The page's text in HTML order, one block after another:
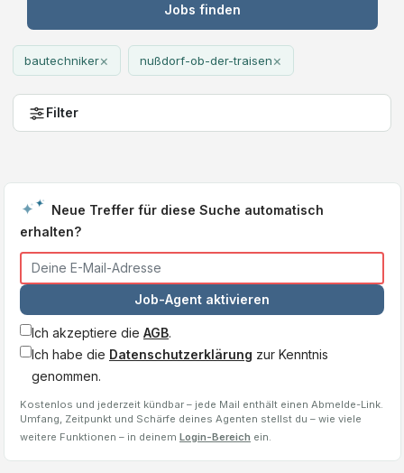
Jobs finden
bautechniker× nußdorf-ob-der-traisen×
Filter
Neue Treffer für diese Suche automatisch
erhalten?
Job-Agent aktivieren
Ich akzeptiere die AGB.
Ich habe die Datenschutzerklärung zur Kenntnis
genommen.
Kostenlos und jederzeit kündbar – jede Mail enthält einen Abmelde-Link.
Umfang, Zeitpunkt und Schärfe deines Agenten stellst du – wie viele
weitere Funktionen – in deinem Login-Bereich ein.